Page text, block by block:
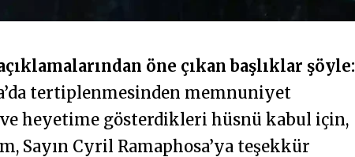
öne çıkan başlıklar şöyle:
tertiplenmesinden memnuniyet
ve heyetime gösterdikleri hüsnü kabul için,
Sayın Cyril Ramaphosa’ya teşekkür